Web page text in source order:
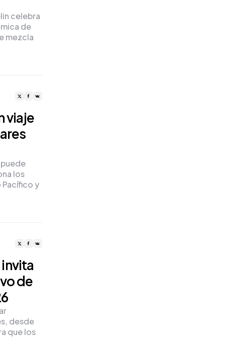
celebra
de
mezcla
viaje
los
y
de
desde
que los